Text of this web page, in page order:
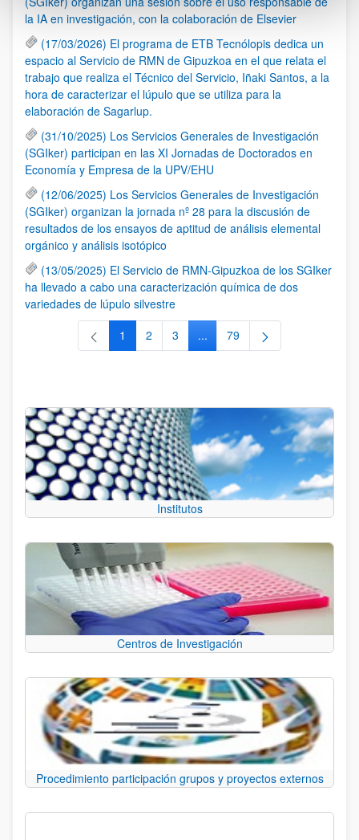
la IA en investigación, con la colaboración de Elsevier
(17/03/2026) El programa de ETB Tecnólopis dedica un
espacio al Servicio de RMN de Gipuzkoa en el que relata el
trabajo que realiza el Técnico del Servicio, Iñaki Santos, a la
hora de caracterizar el lúpulo que se utiliza para la
elaboración de Sagarlup.
(31/10/2025) Los Servicios Generales de Investigación
(SGIker) participan en las XI Jornadas de Doctorados en
Economía y Empresa de la UPV/EHU
(12/06/2025) Los Servicios Generales de Investigación
(SGIker) organizan la jornada nº 28 para la discusión de
resultados de los ensayos de aptitud de análisis elemental
orgánico y análisis isotópico
(13/05/2025) El Servicio de RMN-Gipuzkoa de los SGIker
ha llevado a cabo una caracterización química de dos
variedades de lúpulo silvestre
Página
1 Página
2 Página
3 ...Páginas intermedias Use TAB
Página
79
Institutos
Centros de Investigación
Procedimiento participación grupos y proyectos externos